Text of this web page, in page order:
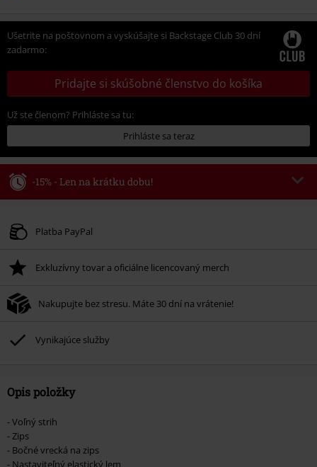
Ušetrite na poštovnom a vyskúšajte si Backstage Club 30 dní
zadarmo:
Pridajte si skúšobné členstvo do košíka
Už ste členom? Prihláste sa tu:
Prihláste sa teraz
-15% - Len na krátku dobu!
Platné do 8/9/26
Po zadaní kódu v košíku, sa zľava uplatní automaticky.
Nemožno kombinovať s inými akciovými kódmi. Zľava sa nevzťahuje na:
knihy, médiá, vstupenky, Rammstein, (Till) Lindemann, Böhse Onkelz,
ktorých kúpou podporíte nadáciu.
Platba PayPal
Exkluzívny tovar a oficiálne licencovaný merch
Nakupujte bez stresu. Máte 30 dní na vrátenie!
Vynikajúce služby
Opis položky
- Voľný strih
- Zips
- Bočné vrecká na zips
- Nastaviteľný elastický lem